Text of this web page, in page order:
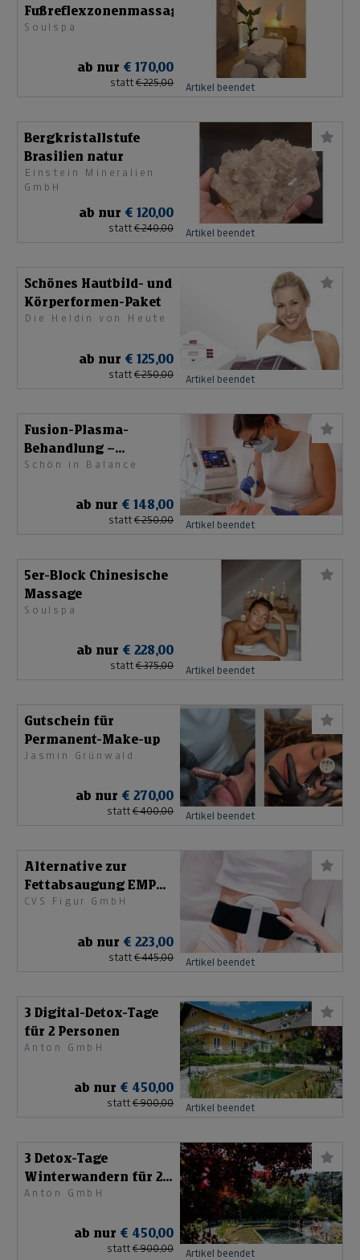
Fußreflexzonenmassage
Soulspa
ab nur € 170,00
statt € 225,00 Artikel beendet
Bergkristallstufe
Brasilien natur
Einstein Mineralien
GmbH
ab nur € 120,00
statt € 240,00 Artikel beendet
Schönes Hautbild- und
Körperformen-Paket
Die Heldin von Heute
ab nur € 125,00
statt € 250,00 Artikel beendet
Fusion-Plasma-
Behandlung –
Hyperpigmentierung
Schön in Balance
ab nur € 148,00
statt € 250,00 Artikel beendet
5er-Block Chinesische
Massage
Soulspa
ab nur € 228,00
statt € 375,00 Artikel beendet
Gutschein für
Permanent-Make-up
Jasmin Grünwald
ab nur € 270,00
statt € 400,00 Artikel beendet
Alternative zur
Fettabsaugung EMP
Radiofrequenz
CVS Figur GmbH
ab nur € 223,00
statt € 445,00 Artikel beendet
3 Digital-Detox-Tage
für 2 Personen
Anton GmbH
ab nur € 450,00
statt € 900,00 Artikel beendet
3 Detox-Tage
Winterwandern für 2
Personen
Anton GmbH
ab nur € 450,00
statt € 900,00 Artikel beendet